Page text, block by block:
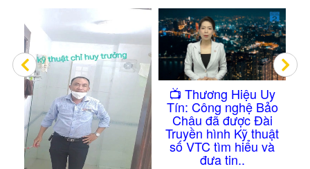
​📺 Thương Hiệu Uy
Tín: Công nghệ Bảo
Châu đã được Đài
Truyền hình Kỹ thuật
số VTC tìm hiểu và
đưa tin..
Công Nghệ
Thấm Nhà Vệ
Không Cần Đục